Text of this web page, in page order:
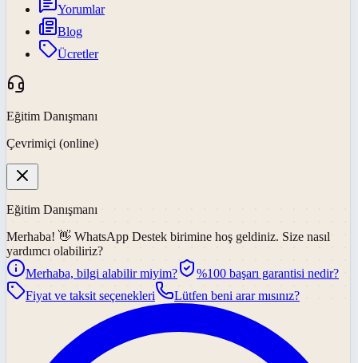
Yorumlar
Blog
Ücretler
Eğitim Danışmanı
Çevrimiçi (online)
Eğitim Danışmanı
Merhaba! 👋 WhatsApp Destek birimine hoş geldiniz. Size nasıl
yardımcı olabiliriz?
Merhaba, bilgi alabilir miyim?
%100 başarı garantisi nedir?
Fiyat ve taksit seçenekleri
Lütfen beni arar mısınız?